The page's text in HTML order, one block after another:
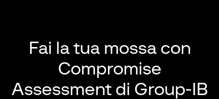
Fai la tua mossa con
Compromise
Assessment di Group-IB